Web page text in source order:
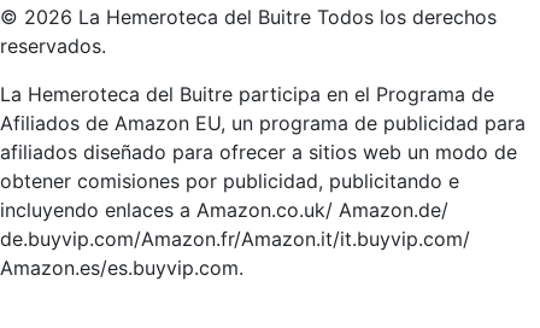
© 2026 La Hemeroteca del Buitre Todos los derechos
reservados.
La Hemeroteca del Buitre participa en el Programa de
Afiliados de Amazon EU, un programa de publicidad para
afiliados diseñado para ofrecer a sitios web un modo de
obtener comisiones por publicidad, publicitando e
incluyendo enlaces a Amazon.co.uk/ Amazon.de/
de.buyvip.com/Amazon.fr/Amazon.it/it.buyvip.com/
Amazon.es/es.buyvip.com.